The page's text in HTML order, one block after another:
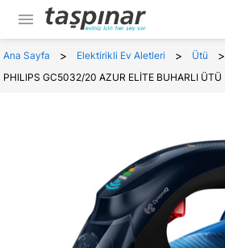
menu
Ana Sayfa > Elektirikli Ev Aletleri > Ütü >
PHILIPS GC5032/20 AZUR ELİTE BUHARLI ÜTÜ